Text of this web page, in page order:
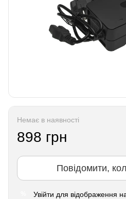
Немає в наявності
898 грн
Повідомити,
Увійти для відображення